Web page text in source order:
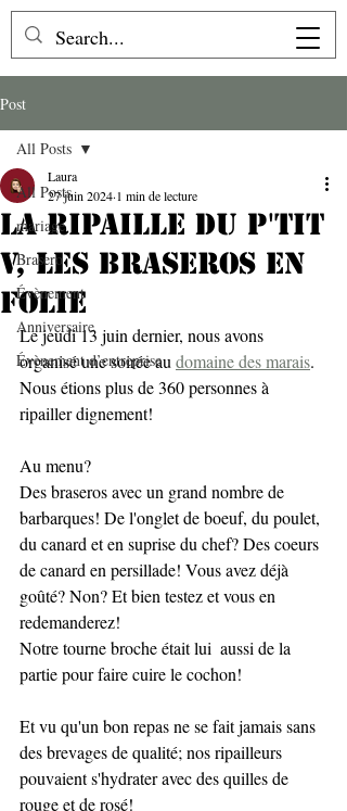
Post
All Posts
mariage
Brasero
Évènement
Anniversaire
Évènement d’entreprise
All Posts
La ripaille du P'tit
V, les braseros en
folie
Laura
27 juin 2024 1 min de lecture
Le jeudi 13 juin dernier, nous avons
organisé une soirée au domaine des marais.
Nous étions plus de 360 personnes à
ripailler dignement!
Au menu?
Des braseros avec un grand nombre de
barbarques! De l'onglet de boeuf, du poulet,
du canard et en suprise du chef? Des coeurs
de canard en persillade! Vous avez déjà
goûté? Non? Et bien testez et vous en
redemanderez!
Notre tourne broche était lui  aussi de la
partie pour faire cuire le cochon!
Et vu qu'un bon repas ne se fait jamais sans
des brevages de qualité; nos ripailleurs
pouvaient s'hydrater avec des quilles de
rouge et de rosé!